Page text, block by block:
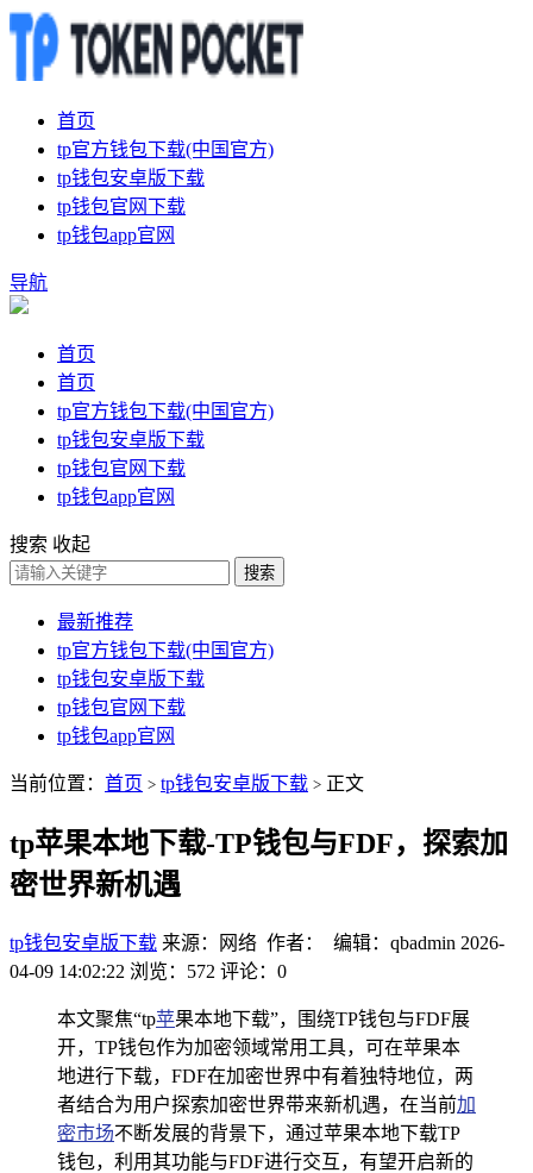
首页
tp官方钱包下载(中国官方)
tp钱包安卓版下载
tp钱包官网下载
tp钱包app官网
导航
首页
首页
tp官方钱包下载(中国官方)
tp钱包安卓版下载
tp钱包官网下载
tp钱包app官网
搜索 收起
搜索
最新推荐
tp官方钱包下载(中国官方)
tp钱包安卓版下载
tp钱包官网下载
tp钱包app官网
当前位置： 首页 > tp钱包安卓版下载 > 正文
tp苹果本地下载-TP钱包与FDF，探索加
密世界新机遇
tp钱包安卓版下载 来源：网络 作者： 编辑：qbadmin 2026-
04-09 14:02:22 浏览：572 评论：0
本文聚焦“tp苹果本地下载”，围绕TP钱包与FDF展
开，TP钱包作为加密领域常用工具，可在苹果本
地进行下载，FDF在加密世界中有着独特地位，两
者结合为用户探索加密世界带来新机遇，在当前加
密市场不断发展的背景下，通过苹果本地下载TP
钱包，利用其功能与FDF进行交互，有望开启新的